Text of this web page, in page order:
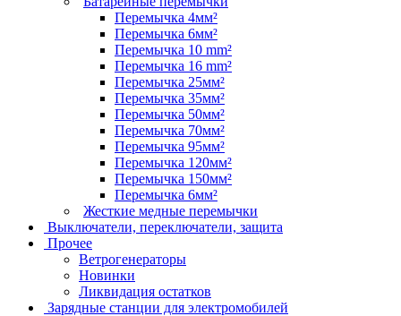
Перемычка 4мм²
Перемычка 6мм²
Перемычка 10 mm²
Перемычка 16 mm²
Перемычка 25мм²
Перемычка 35мм²
Перемычка 50мм²
Перемычка 70мм²
Перемычка 95мм²
Перемычка 120мм²
Перемычка 150мм²
Перемычка 6мм²
Жесткие медные перемычки
Выключатели, переключатели, защита
Прочее
Ветрогенераторы
Новинки
Ликвидация остатков
Зарядные станции для электромобилей